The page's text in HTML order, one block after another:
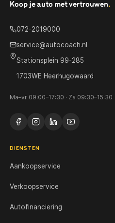
Koop je auto met vertrouwen.
072-2019000
service@autocoach.nl
Stationsplein 99-285
1703WE Heerhugowaard
Ma–vr 09:00–17:30 · Za 09:30–15:30
DIENSTEN
Aankoopservice
Verkoopservice
Autofinanciering